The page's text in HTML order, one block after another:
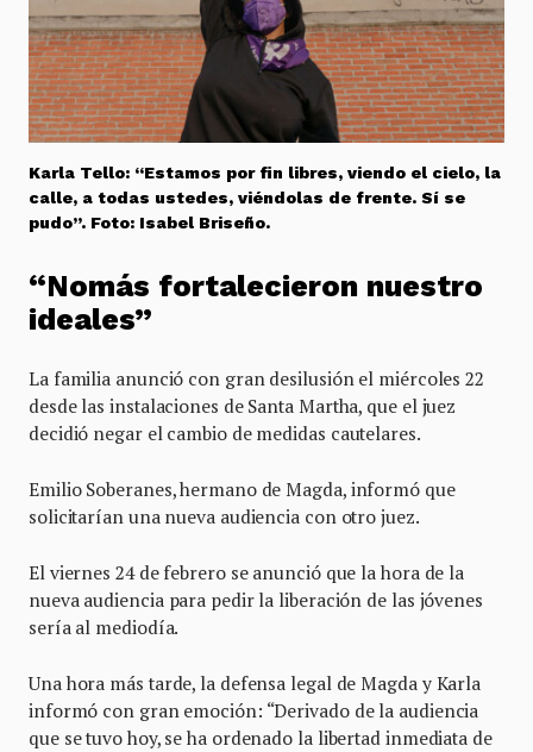
Karla Tello: “Estamos por fin libres, viendo el cielo, la
calle, a todas ustedes, viéndolas de frente. Sí se
pudo”. Foto: Isabel Briseño.
“Nomás fortalecieron nuestro
ideales”
La familia anunció con gran desilusión el miércoles 22
desde las instalaciones de Santa Martha, que el juez
decidió negar el cambio de medidas cautelares.
Emilio Soberanes, hermano de Magda, informó que
solicitarían una nueva audiencia con otro juez.
El viernes 24 de febrero se anunció que la hora de la
nueva audiencia para pedir la liberación de las jóvenes
sería al mediodía.
Una hora más tarde, la defensa legal de Magda y Karla
informó con gran emoción: “Derivado de la audiencia
que se tuvo hoy, se ha ordenado la libertad inmediata de